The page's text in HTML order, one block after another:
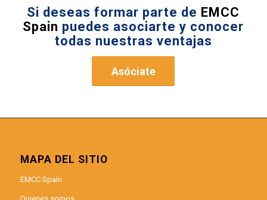
Si deseas formar parte de EMCC
Spain puedes asociarte y conocer
todas nuestras ventajas
Asóciate
MAPA DEL SITIO
EMCC Spain